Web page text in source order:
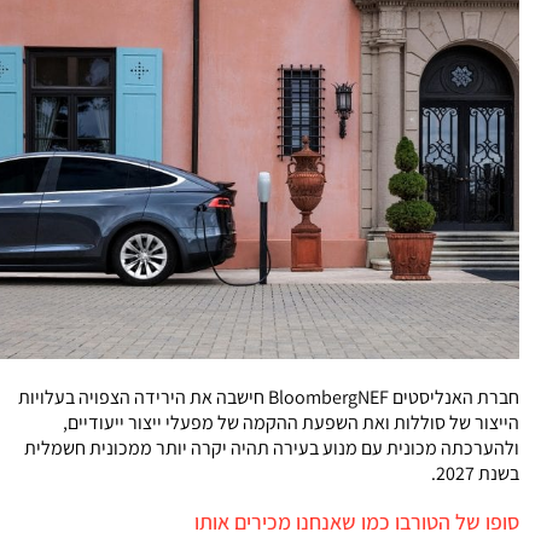
חברת האנליסטים BloombergNEF חישבה את הירידה הצפויה בעלויות
הייצור של סוללות ואת השפעת ההקמה של מפעלי ייצור ייעודיים,
ולהערכתה מכונית עם מנוע בעירה תהיה יקרה יותר ממכונית חשמלית
בשנת 2027.
סופו של הטורבו כמו שאנחנו מכירים אותו